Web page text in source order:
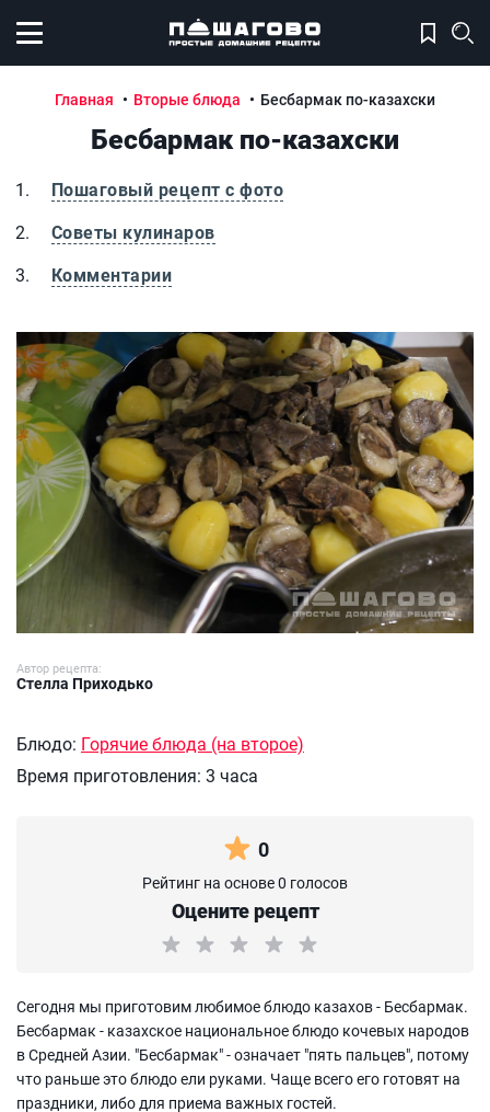
Открыть меню
Главная Вторые блюда Бесбармак по-казахски
Бесбармак по-казахски
Пошаговый рецепт с фото
Советы кулинаров
Комментарии
Бесбармак по-казахски
Автор рецепта:
Стелла Приходько
Блюдо: Горячие блюда (на второе)
Время приготовления: 3 часа
0
Рейтинг на основе 0 голосов
Оцените рецепт
Сегодня мы приготовим любимое блюдо казахов - Бесбармак.
Бесбармак - казахское национальное блюдо кочевых народов
в Средней Азии. "Бесбармак" - означает "пять пальцев", потому
что раньше это блюдо ели руками. Чаще всего его готовят на
праздники, либо для приема важных гостей.